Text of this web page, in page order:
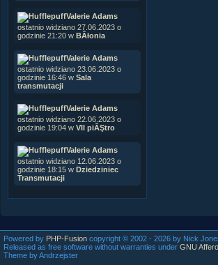
Valerie Adams
ostatnio widziano 27.06.2023 o
godzinie 21:20 w BÂłonia
Valerie Adams
ostatnio widziano 23.06.2023 o
godzinie 16:46 w Sala
transmutacji
Valerie Adams
ostatnio widziano 22.06.2023 o
godzinie 19:04 w VII piĂŞtro
Valerie Adams
ostatnio widziano 12.06.2023 o
godzinie 18:15 w Dziedziniec
Transmutacji
Powered by PHP-Fusion copyright © 2002 - 2026 by Nick
Released as free software without warranties under GNU Affero
Theme by Andrzejster